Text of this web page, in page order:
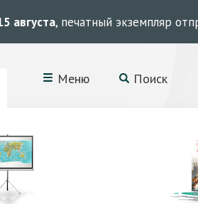
августа, печатный экземпляр
Меню Поиск